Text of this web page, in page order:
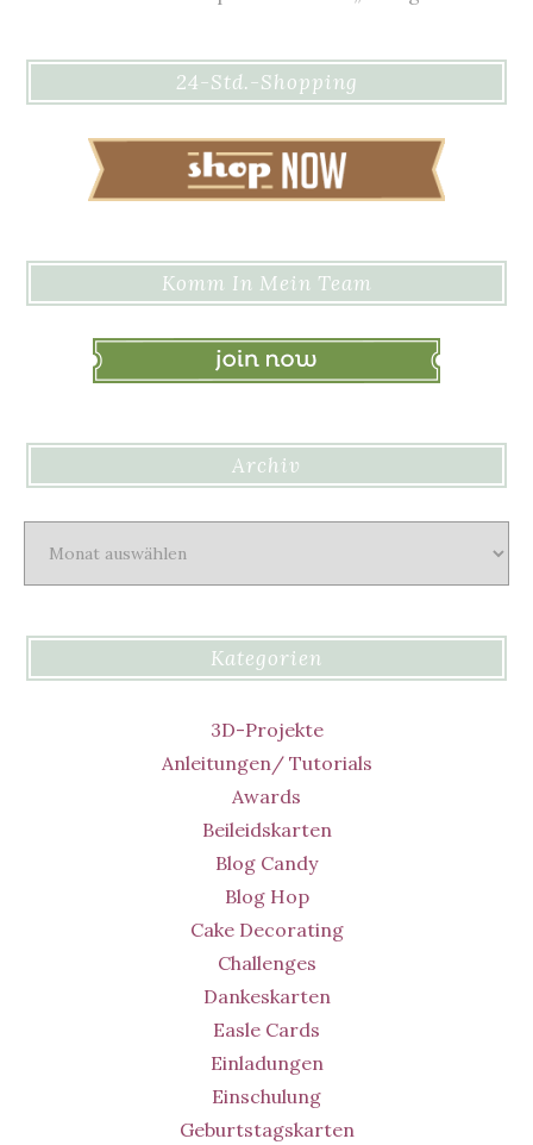
24-Std.-Shopping
Komm In Mein Team
Archiv
Kategorien
3D-Projekte
Anleitungen/ Tutorials
Awards
Beileidskarten
Blog Candy
Blog Hop
Cake Decorating
Challenges
Dankeskarten
Easle Cards
Einladungen
Einschulung
Geburtstagskarten